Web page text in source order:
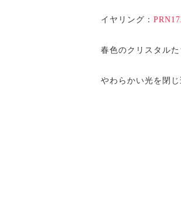
イヤリング：
春色のクリスタル
やわらかい光を閉